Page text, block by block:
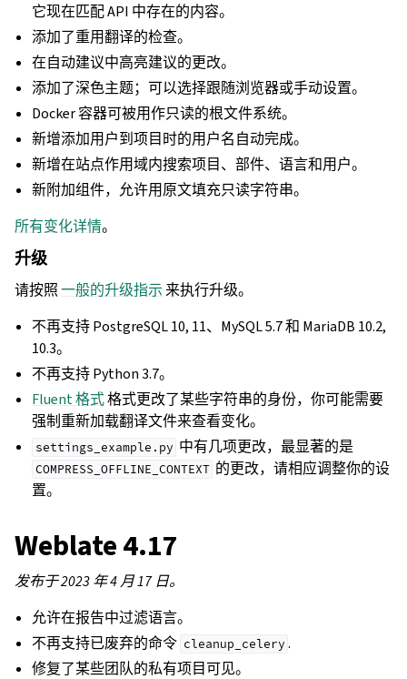
它现在匹配 API 中存在的内容。
添加了重用翻译的检查。
在自动建议中高亮建议的更改。
添加了深色主题；可以选择跟随浏览器或手动设置。
Docker 容器可被用作只读的根文件系统。
新增添加用户到项目时的用户名自动完成。
新增在站点作用域内搜索项目、部件、语言和用户。
新附加组件，允许用原文填充只读字符串。
所有变化详情。
升级
请按照一般的升级指示 来执行升级。
不再支持 PostgreSQL 10, 11、MySQL 5.7 和 MariaDB 10.2,
10.3。
不再支持 Python 3.7。
Fluent 格式格式更改了某些字符串的身份，你可能需要
强制重新加载翻译文件来查看变化。
settings_example.py 中有几项更改，最显著的是
COMPRESS_OFFLINE_CONTEXT 的更改，请相应调整你的设
置。
Weblate 4.17
发布于 2023 年 4 月 17 日。
允许在报告中过滤语言。
不再支持已废弃的命令 cleanup_celery .
修复了某些团队的私有项目可见。